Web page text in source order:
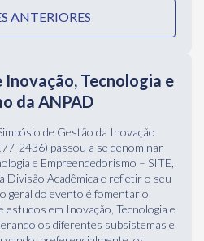
de Gestão da Inovação
2436) passou a se denominar
e Empreendedorismo – SITE,
geral do evento é fomentar o
estudos em Inovação, Tecnologia e
os diferentes subsistemas e
por meio de artigos teórico-
artigos tecnológicos.
ANTERIORES